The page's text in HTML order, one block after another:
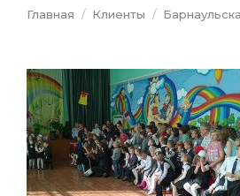
Вы здесь:
Главная Клиенты